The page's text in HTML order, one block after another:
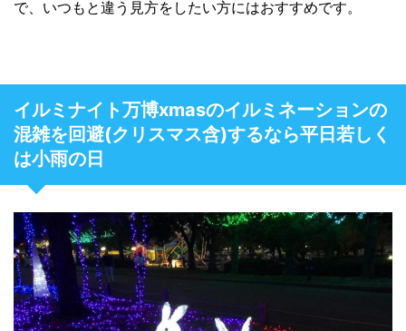
で、いつもと違う見方をしたい方にはおすすめです。
イルミナイト万博xmasのイルミネーションの
混雑を回避(クリスマス含)するなら平日若しく
は小雨の日